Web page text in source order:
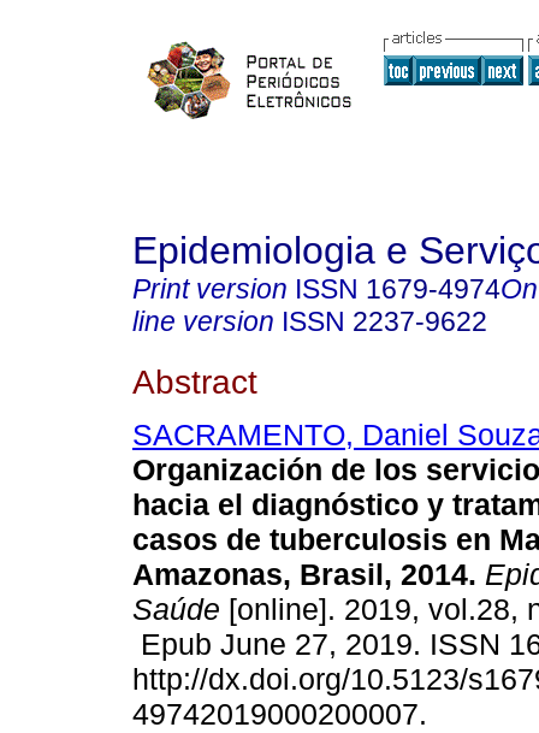
Epidemiologia e
Print version ISSN 1679-4974
line version ISSN 2237-9622
Abstract
SACRAMENTO, Daniel
Organización de los
hacia el diagnóstico y
casos de tuberculosis en
Amazonas, Brasil, 2014.
Saúde [online]. 2019, vol.28,
Epub June 27, 2019. ISSN
http://dx.doi.org/10.5123/
49742019000200007.